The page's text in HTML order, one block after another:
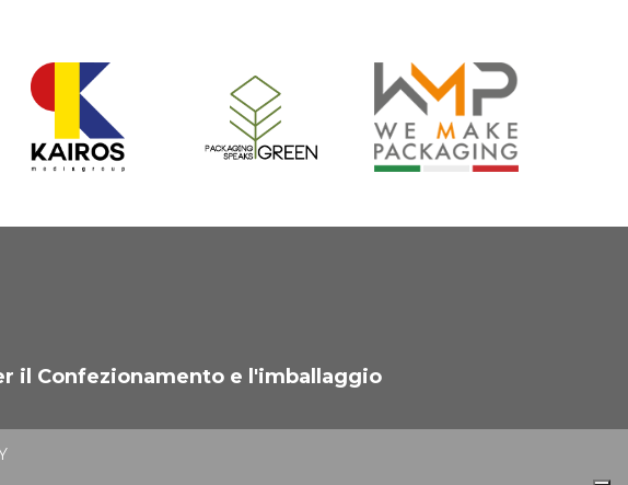
il Confezionamento e l'imballaggio